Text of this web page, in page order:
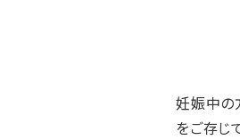
妊娠中の
をご存じ